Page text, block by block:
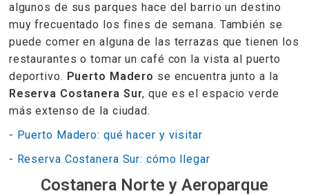
algunos de sus parques hace del barrio un destino
muy frecuentado los fines de semana. También se
puede comer en alguna de las terrazas que tienen los
restaurantes o tomar un café con la vista al puerto
deportivo. Puerto Madero se encuentra junto a la
Reserva Costanera Sur, que es el espacio verde
más extenso de la ciudad.
- Puerto Madero: qué hacer y visitar
- Reserva Costanera Sur: cómo llegar
Costanera Norte y Aeroparque